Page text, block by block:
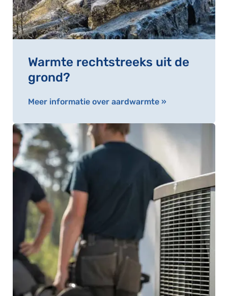
Warmte rechtstreeks uit de
grond?
Meer informatie over aardwarmte »